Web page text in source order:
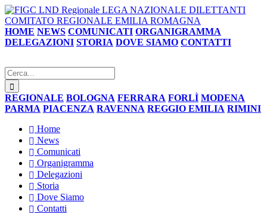
LEGA NAZIONALE DILETTANTI
COMITATO REGIONALE EMILIA ROMAGNA
HOME NEWS COMUNICATI ORGANIGRAMMA
DELEGAZIONI STORIA DOVE SIAMO CONTATTI
REGIONALE BOLOGNA FERRARA FORLÌ MODENA
PARMA PIACENZA RAVENNA REGGIO EMILIA RIMINI
Home
News
Comunicati
Organigramma
Delegazioni
Storia
Dove Siamo
Contatti